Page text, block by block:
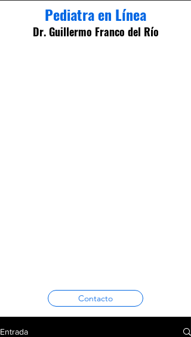
Pediatra en Línea
Dr. Guillermo Franco del Río
Contacto
Entrada